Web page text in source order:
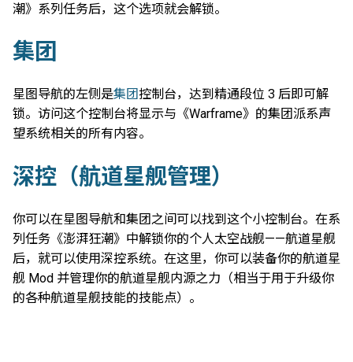
潮》系列任务后，这个选项就会解锁。
集团
星图导航的左侧是集团控制台，达到精通段位 3 后即可解
锁。访问这个控制台将显示与《Warframe》的集团派系声
望系统相关的所有内容。
深控（航道星舰管理）
你可以在星图导航和集团之间可以找到这个小控制台。在系
列任务《澎湃狂潮》中解锁你的个人太空战舰——航道星舰
后，就可以使用深控系统。在这里，你可以装备你的航道星
舰 Mod 并管理你的航道星舰内源之力（相当于用于升级你
的各种航道星舰技能的技能点）。